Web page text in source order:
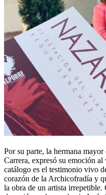
Por su parte, la hermana
Carrera, expresó su emoción
catálogo es el testimonio vivo
corazón de la Archicofradía y
la obra de un artista irrepetible.